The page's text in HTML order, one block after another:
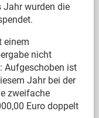
Jahr wurden die
einem
nicht
Aufgeschoben ist
Jahr bei der
zweifache
Euro doppelt